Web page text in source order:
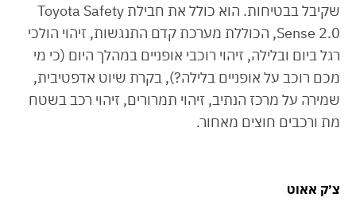
שקיבל בבטיחות. הוא כולל את חבילת Toyota Safety
Sense 2.0, הכוללת מערכת קדם התנגשות, זיהוי הולכי
רגל ביום ובלילה, זיהוי רוכבי אופניים במהלך היום (כי מי
מכם רוכב על אופניים בלילה?), בקרת שיוט אדפטיבית,
שמירה על מרכז הנתיב, זיהוי תמרורים, זיהוי רכב בשטח
מת ורכבים חוצים מאחור.
צ׳ק אאוט